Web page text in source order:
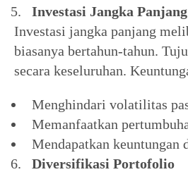
Investasi Jangka Panjang
Investasi jangka panjang
biasanya bertahun-tahun.
secara keseluruhan.
Menghindari volatilitas
Memanfaatkan
Mendapatkan keuntungan
Diversifikasi Portofolio